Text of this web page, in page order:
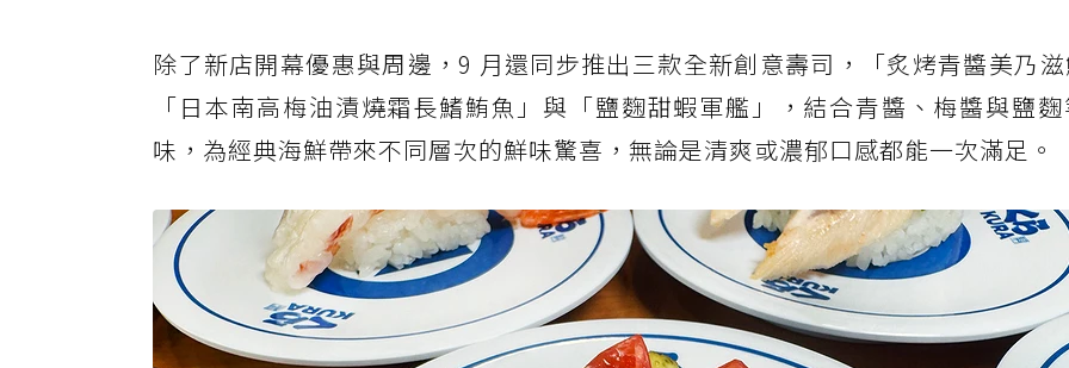
除了新店開幕優惠與周邊，9 月還同步推出三款全新創意壽司，「炙烤青醬美乃
「日本南高梅油漬燒霜長鰭鮪魚」與「鹽麴甜蝦軍艦」，結合青醬、梅醬與鹽
味，為經典海鮮帶來不同層次的鮮味驚喜，無論是清爽或濃郁口感都能一次滿足。